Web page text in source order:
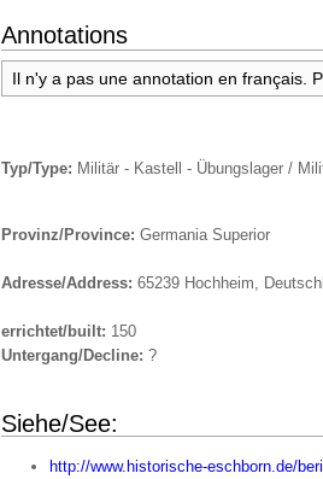
Annotations
Il n'y a pas une annotation en français.
Typ/Type: Militär - Kastell - Übungslager /
Provinz/Province: Germania Superior
Adresse/Address: 65239 Hochheim,
errichtet/built: 150
Untergang/Decline: ?
Siehe/See:
http://www.historische-eschborn.de/